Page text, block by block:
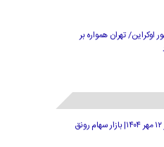
اوکراین/ تهران همواره بر
رکوردشکنی بورس تهران امروز ۱۲ مهر ۱۴۰۴| بازار سهام رونق